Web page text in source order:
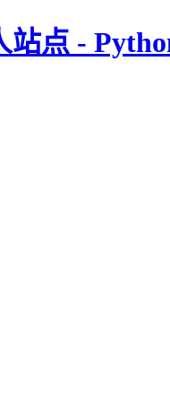
站点 -